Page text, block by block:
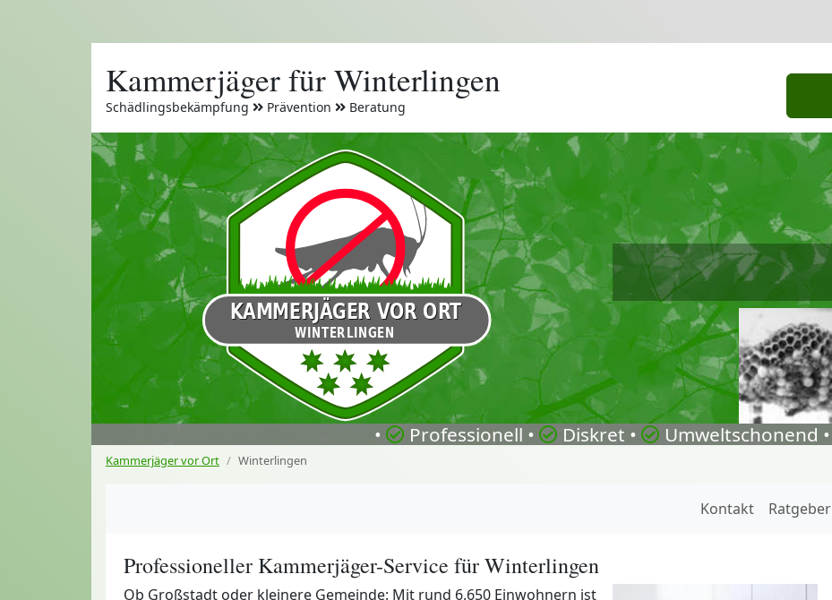
Kammerjäger für Winterlingen
Schädlingsbekämpfung Prävention Beratung
• Professionell • Diskret • Umweltschonend •
Kammerjäger vor Ort Winterlingen
Kontakt Ratgeber
Professioneller Kammerjäger-Service für Winterlingen
Ob Großstadt oder kleinere Gemeinde: Mit rund 6.650 Einwohnern ist